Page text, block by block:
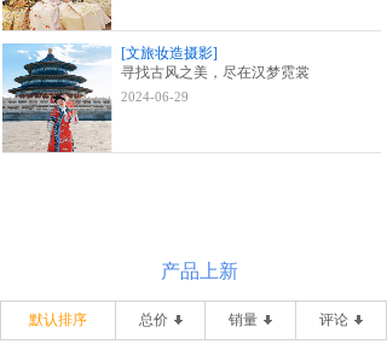
[文旅妆造摄影]
寻找古风之美，尽在汉梦霓裳
2024-06-29
产品上新
默认排序 总价 销量 评论